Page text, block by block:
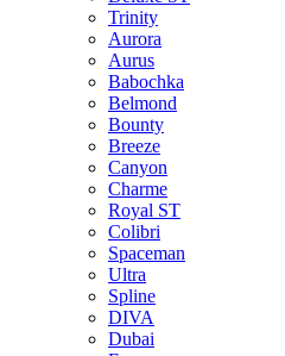
Trinity
Aurora
Aurus
Babochka
Belmond
Bounty
Breeze
Canуon
Charme
Royal ST
Colibri
Spaceman
Ultra
Spline
DIVA
Dubai